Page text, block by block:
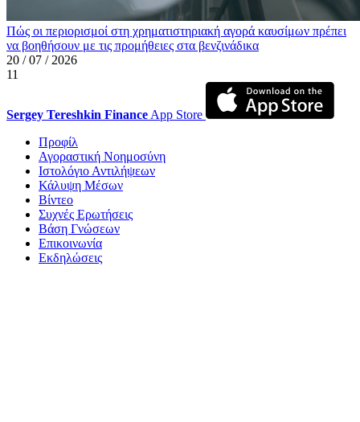
Πώς οι περιορισμοί στη χρηματιστηριακή αγορά καυσίμων πρέπει
να βοηθήσουν με τις προμήθειες στα βενζινάδικα
20 / 07 / 2026
11
Sergey Tereshkin Finance App Store
Προφίλ
Αγοραστική Νοημοσύνη
Ιστολόγιο Αντιλήψεων
Κάλυψη Μέσων
Βίντεο
Συχνές Ερωτήσεις
Βάση Γνώσεων
Επικοινωνία
Εκδηλώσεις